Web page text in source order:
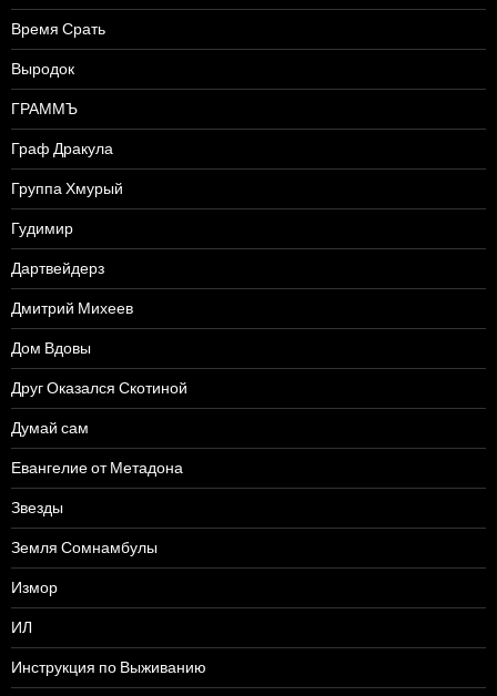
Время Срать
Выродок
ГРАММЪ
Граф Дракула
Группа Хмурый
Гудимир
Дартвейдерз
Дмитрий Михеев
Дом Вдовы
Друг Оказался Скотиной
Думай сам
Евангелие от Метадона
Звезды
Земля Сомнамбулы
Измор
ИЛ
Инструкция по Выживанию